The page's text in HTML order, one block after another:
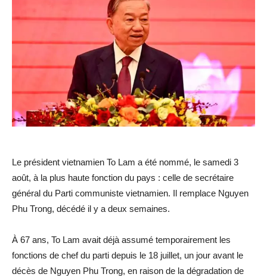
Le président vietnamien To Lam a été nommé, le samedi 3
août, à la plus haute fonction du pays : celle de secrétaire
général du Parti communiste vietnamien. Il remplace Nguyen
Phu Trong, décédé il y a deux semaines.
À 67 ans, To Lam avait déjà assumé temporairement les
fonctions de chef du parti depuis le 18 juillet, un jour avant le
décès de Nguyen Phu Trong, en raison de la dégradation de